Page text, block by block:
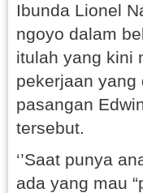
Ibunda Lionel
ngoyo dalam
itulah yang kini
pekerjaan
pasangan
tersebut.
‘’Saat punya
ada yang mau